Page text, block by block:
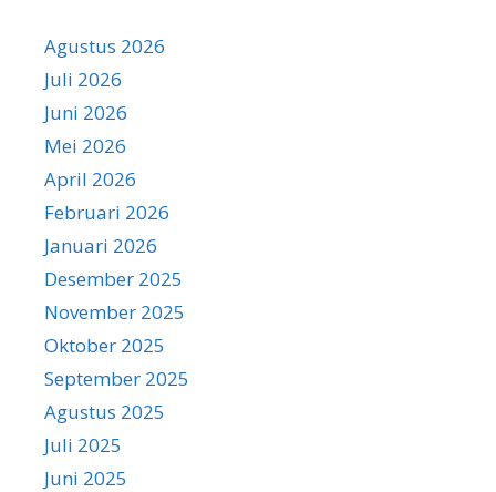
Agustus 2026
Juli 2026
Juni 2026
Mei 2026
April 2026
Februari 2026
Januari 2026
Desember 2025
November 2025
Oktober 2025
September 2025
Agustus 2025
Juli 2025
Juni 2025